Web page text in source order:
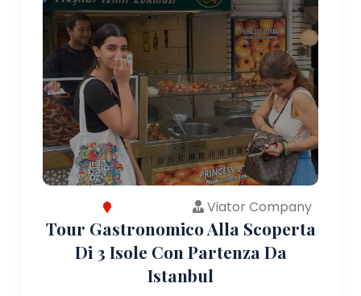
Viator Company
Tour Gastronomico Alla Scoperta
Di 3 Isole Con Partenza Da
Istanbul